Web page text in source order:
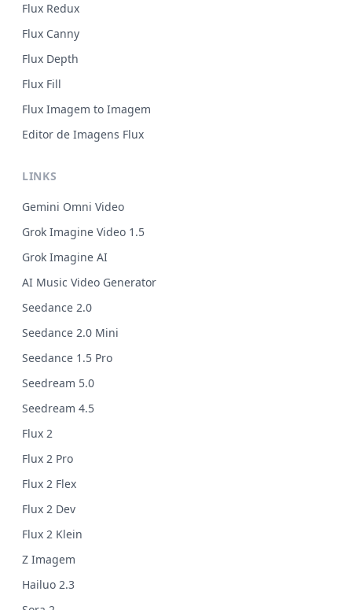
Flux Redux
Flux Canny
Flux Depth
Flux Fill
Flux Imagem to Imagem
Editor de Imagens Flux
LINKS
Gemini Omni Video
Grok Imagine Video 1.5
Grok Imagine AI
AI Music Video Generator
Seedance 2.0
Seedance 2.0 Mini
Seedance 1.5 Pro
Seedream 5.0
Seedream 4.5
Flux 2
Flux 2 Pro
Flux 2 Flex
Flux 2 Dev
Flux 2 Klein
Z Imagem
Hailuo 2.3